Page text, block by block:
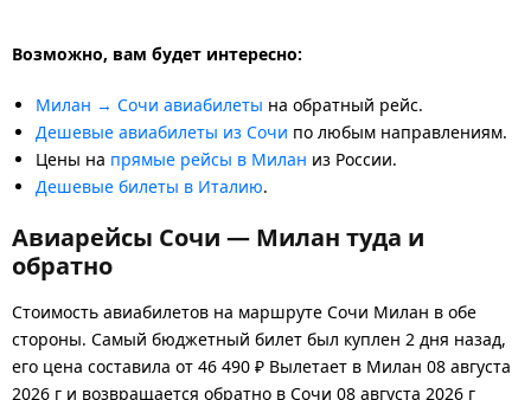
Возможно, вам будет интересно:
Милан → Сочи авиабилеты на обратный рейс.
Дешевые авиабилеты из Сочи по любым направлениям.
Цены на прямые рейсы в Милан из России.
Дешевые билеты в Италию.
Авиарейсы Сочи — Милан туда и
обратно
Стоимость авиабилетов на маршруте Сочи Милан в обе
стороны. Самый бюджетный билет был куплен 2 дня назад,
его цена составила от 46 490 ₽ Вылетает в Милан 08 августа
2026 г и возвращается обратно в Сочи 08 августа 2026 г